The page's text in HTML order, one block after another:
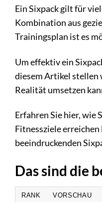
Ein Sixpack gilt für
Kombination aus
Trainingsplan ist es
Um effektiv ein
diesem Artikel stellen
Realität umsetzen
Erfahren Sie hier, wie
Fitnessziele erreichen
beeindruckenden
Das sind die
RANK VORSCHAU